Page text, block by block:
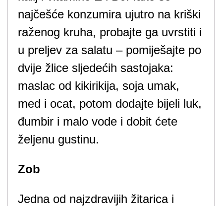
najčešće konzumira ujutro na kriški
raženog kruha, probajte ga uvrstiti i
u preljev za salatu – pomiješajte po
dvije žlice sljedećih sastojaka:
maslac od kikirikija, soja umak,
med i ocat, potom dodajte bijeli luk,
đumbir i malo vode i dobit ćete
željenu gustinu.
Zob
Jedna od najzdravijih žitarica i